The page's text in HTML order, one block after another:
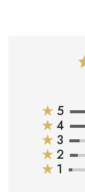
★ 5
★ 4
★ 3
★ 2
★ 1